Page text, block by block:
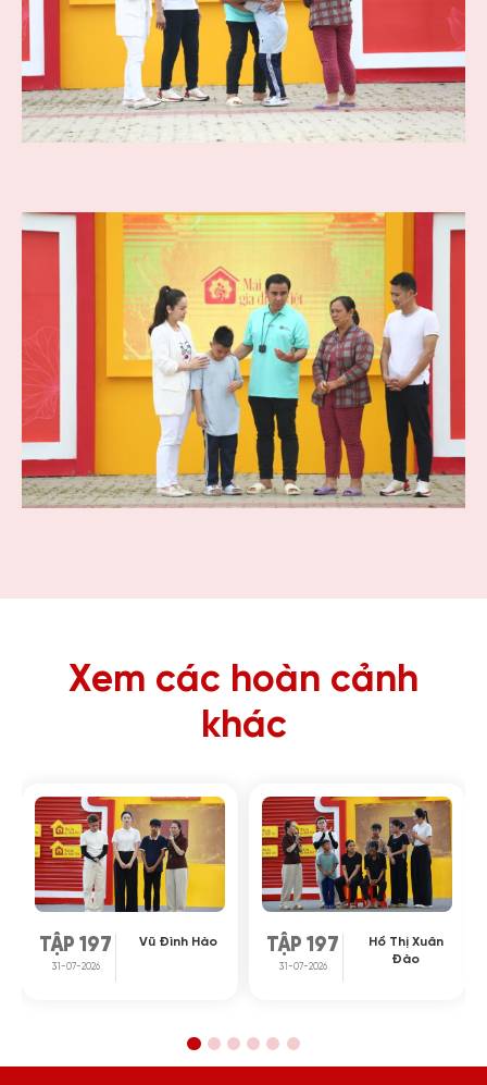
Xem các hoàn cảnh
khác
TẬP 197
31-07-2026
Vũ Đình Hào TẬP 197
31-07-2026
Hồ Thị Xuân
Đào